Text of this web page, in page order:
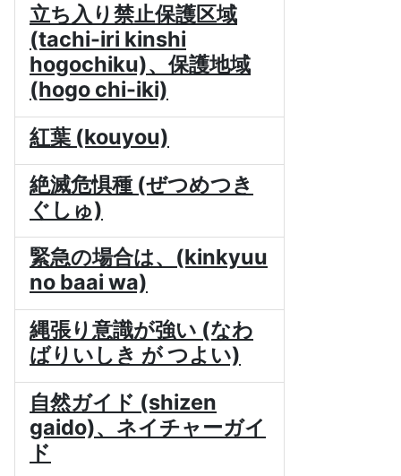
立ち入り禁止保護区域
(tachi-iri kinshi
hogochiku)、保護地域
(hogo chi-iki)
紅葉 (kouyou)
絶滅危惧種 (ぜつめつき
ぐしゅ)
緊急の場合は、(kinkyuu
no baai wa)
縄張り意識が強い (なわ
ばりいしき が つよい)
自然ガイド (shizen
gaido)、ネイチャーガイ
ド